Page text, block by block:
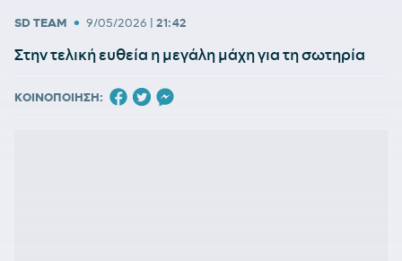
SD TEAM • 9/05/2026 | 21:42
Στην τελική ευθεία η μεγάλη μάχη για τη σωτηρία
ΚΟΙΝΟΠΟΙΗΣΗ: